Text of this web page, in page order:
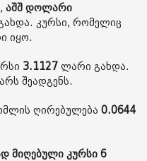
აშშ დოლარი
კურსი, რომელიც
იყო.
3.1127 ლარი გახდა.
შეადგენს.
ღირებულება 0.0644
მიღებული კურსი 6